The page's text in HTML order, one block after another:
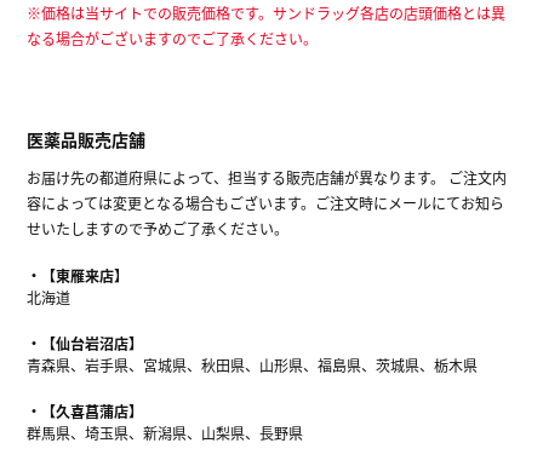
※価格は当サイトでの販売価格です。サンドラッグ各店の店頭価格とは異
なる場合がございますのでご了承ください。
医薬品販売店舗
お届け先の都道府県によって、担当する販売店舗が異なります。 ご注文内
容によっては変更となる場合もございます。ご注文時にメールにてお知ら
せいたしますので予めご了承ください。
【東雁来店】
北海道
【仙台岩沼店】
青森県、岩手県、宮城県、秋田県、山形県、福島県、茨城県、栃木県
【久喜菖蒲店】
群馬県、埼玉県、新潟県、山梨県、長野県